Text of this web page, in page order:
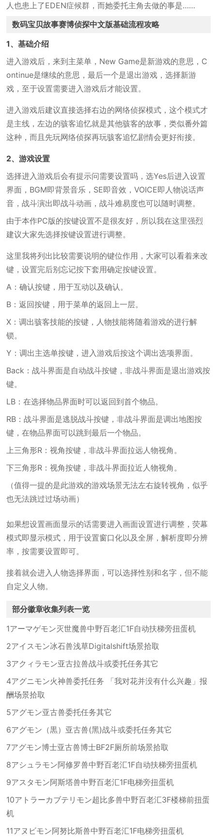
人也患上了EDEN症候群，而她委托主角去做的事是……
数码宝贝故事赛博侦探中文版基础流程攻略
1、基础介绍
进入游戏后，来到主菜单，New Game是新游戏的意思，C
ontinue是继续的意思，最后一个是退出游戏，选择新游
戏，至于设置需要进入游戏后才能设置。
进入游戏后建议直接选择右边的网络侦探模式，这个模式才
是主线，左边的骇客追忆就是其他骇客的故事，类似番外篇
这种，而且先玩网络侦探再玩骇客追忆剧情会更好衔接。
2、游戏设置
选择进入游戏后会有提示问需要设置吗，选Yes后进入设置
界面，BGM即背景音乐，SE即音效，VOICE即人物说话声
音，战斗演出即战斗动画，战斗难易度也可以随时调整。
由于本作PC版的按键设置不是很友好，所以我在这里强烈
建议大家先选择按键设置进行调整。
这里我将列出比较需要说明的键位作用，大家可以看着来改
键，设置完后别忘记按下套用确定按键设置。
A：确认按键，用于互动以及确认。
B：返回按键，用于菜单的返回上一层。
X：调出骇客技能的按键，人物技能将随着游戏的进行解
锁。
Y：调出主选单按键，进入游戏后按这个调出选项界面。
Back：战斗界面是自动战斗按键，非战斗界面是退出游戏按
键。
LB：在选择物品界面时可以返回到首个物品。
RB：战斗界面是逃脱战斗按键，非战斗界面是调出地图按
键，在物品界面可以跳到最后一个物品。
上三角形R：视角按键，非战斗界面拉远人物视角。
下三角形R：视角按键，非战斗界面拉近人物视角。
（值得一提的是此游戏的游戏场景无法左右旋转视角，似乎
也无法跳过过场动画）
如果想设置画面显示的话需要进入画面设置进行调整，荧幕
模式即显示模式，用于设置窗口化以及全屏，解析度即分辨
率，按需要设置即可。
接着就会进入人物选择界面，可以选择性别和名字，但不能
自定义人物。
部分徽章收集列表一览
1アーマゲモン灭世魔兽中野百老汇1F自动扶梯旁扭蛋机
2アイスモン冰石兽浅草Digitalshift场景拾取
3アクィラモン亚古拉兽战斗或委托任务其它
4アグニモン火神兽委托任务 「我对花并没有什么兴趣」报
酬场景拾取
5アグモン亚古兽委托任务其它
6アグモン（黒）亚古兽(黑)战斗或委托任务其它
7アグモン博士亚古兽博士BF2F厕所前场景拾取
8アシュラモン阿修罗兽中野百老汇1F自动扶梯旁扭蛋机
9アスタモン阿斯塔兽中野百老汇1F电梯旁扭蛋机
10アトラーカブテリモン超比多兽中野百老汇3F楼梯前扭蛋
机
11アヌビモン阿努比斯兽中野百老汇1F电梯旁扭蛋机